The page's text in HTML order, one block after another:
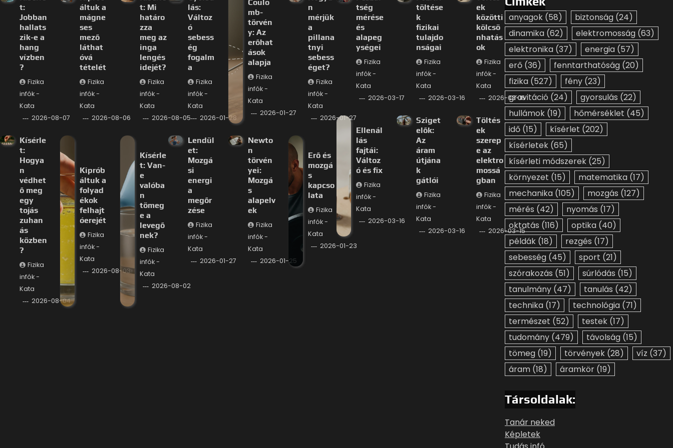
t:
Jobban
hallats
zik-e a
hang
vízben
?
Fizika
infók -
Kata
2026-08-07
áltuk a
mágne
ses
mező
láthat
óvá
tételét
Fizika
infók -
Kata
2026-08-06
t: Mi
határo
zza
meg az
inga
lengés
idejét?
Fizika
infók -
Kata
2026-08-05
Kísérle
t:
Hogya
n
védhet
ő meg
egy
tojás
zuhan
ás
közben
?
Fizika
infók -
Kata
2026-08-04
Kiprób
áltuk a
folyad
ékok
felhajt
óerejét
Fizika
infók -
Kata
2026-08-03
Kísérle
t: Van-
e
valóba
n
tömeg
e a
levegő
nek?
Fizika
infók -
Kata
2026-08-02
lás:
Változ
ó
sebess
ég
fogalm
a
Fizika
infók -
Kata
2026-01-28
Coulo
mb-
törvén
y: Az
erőhat
ások
alapja
Fizika
infók -
Kata
2026-01-27
n
mérjük
a
pillana
tnyi
sebess
éget?
Fizika
infók -
Kata
2026-01-27
Lendül
et:
Mozgá
si
energi
a
megőr
zése
Fizika
infók -
Kata
2026-01-27
Newto
n
törvén
yei:
Mozgá
s
alapelv
ek
Fizika
infók -
Kata
2026-01-25
Erő és
mozgá
s
kapcso
lata
Fizika
infók -
Kata
2026-01-23
tség
mérése
és
alapeg
ységei
Fizika
infók -
Kata
2026-03-17
töltése
k
fizikai
tulajdo
nságai
Fizika
infók -
Kata
2026-03-16
ek
közötti
kölcsö
nhatás
ok
Fizika
infók -
Kata
2026-03-16
Ellenál
lás
fajtái:
Változ
ó és fix
Fizika
infók -
Kata
2026-03-16
Sziget
elők:
Az
áram
útjána
k
gátlói
Fizika
infók -
Kata
2026-03-16
Töltés
ek
szerep
e az
elektro
mossá
gban
Fizika
infók -
Kata
2026-03-15
anyagok (58) biztonság (24)
dinamika (62) elektromosság (63)
elektronika (37) energia (57)
erő (36) fenntarthatóság (20)
fizika (527) fény (23)
gravitáció (24) gyorsulás (22)
hullámok (19) hőmérséklet (45)
idő (15) kísérlet (202)
kísérletek (65)
kísérleti módszerek (25)
környezet (15) matematika (17)
mechanika (105) mozgás (127)
mérés (42) nyomás (17)
oktatás (116) optika (40)
példák (18) rezgés (17)
sebesség (45) sport (21)
szórakozás (51) súrlódás (15)
tanulmány (47) tanulás (42)
technika (17) technológia (71)
természet (52) testek (17)
tudomány (479) távolság (15)
tömeg (19) törvények (28) víz (37)
áram (18) áramkör (19)
Társoldalak:
Tanár neked
Képletek